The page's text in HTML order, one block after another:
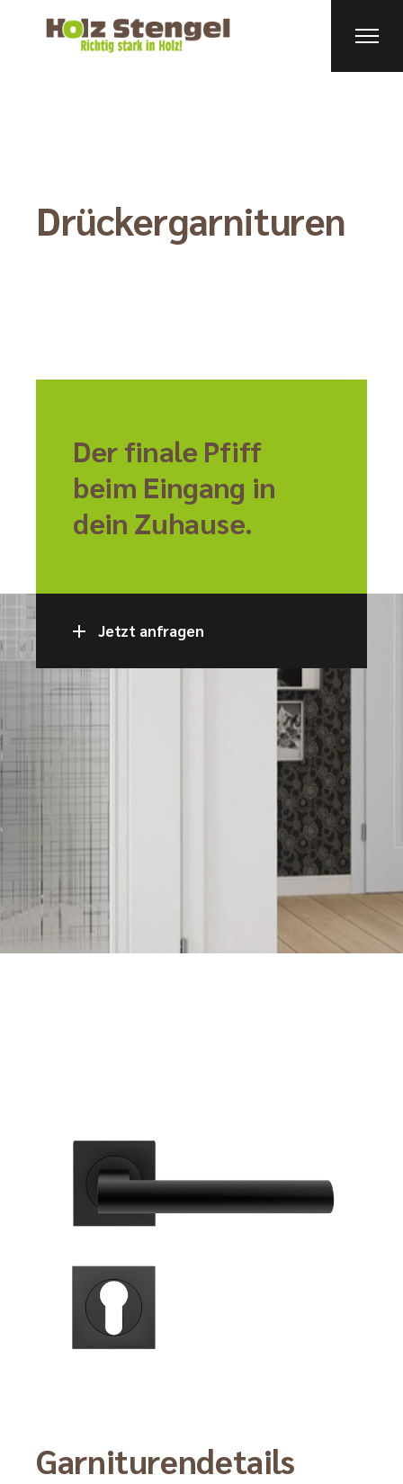
Drückergarnituren
Der finale Pfiff
beim Eingang in
dein Zuhause.
Jetzt anfragen
Garniturendetails